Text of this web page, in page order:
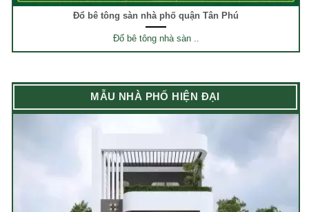
Đổ bê tông sàn nhà phố quận Tân Phú
Đổ bê tông nhà sàn ..
MẪU NHÀ PHỐ HIỆN ĐẠI